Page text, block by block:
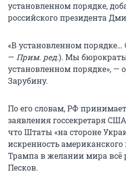
установленном порядке,
российского президента
«В установленном
— Прим. ред.). Мы
установленном порядке», —
Зарубину.
По его словам, РФ
заявления госсекретаря
что Штаты «на стороне
искренность
Трампа в желании мира всё
Песков.